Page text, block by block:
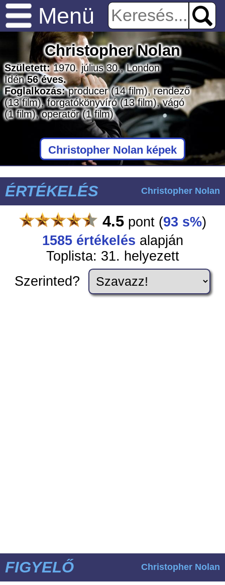
Menü
Christopher Nolan
Született:1970. július 30., London
Idén56 éves.
Foglalkozás:producer(14 film), rendező
(13 film), forgatókönyvíró(13 film), vágó
(1 film), operatőr(1 film)
Christopher Nolan képek
ÉRTÉKELÉS Christopher Nolan
4.5pont (93 s%)
1585 értékelés alapján
Toplista: 31. helyezett
Szerinted?
FIGYELŐ Christopher Nolan